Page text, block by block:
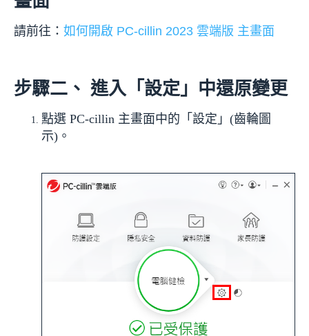
請前往： 如何開啟 PC-cillin 2023 雲端版 主畫面
步驟二、 進入「設定」中還原變更
點選 PC-cillin 主畫面中的「設定」(齒輪圖
示)。